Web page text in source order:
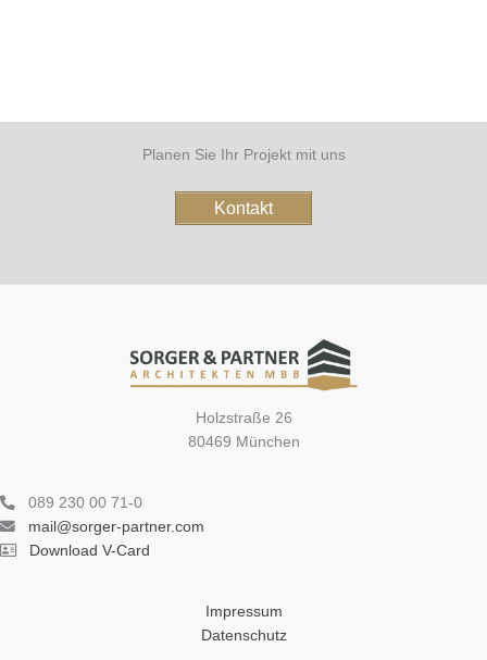
Planen Sie Ihr Projekt mit uns
Kontakt
Holzstraße 26
80469 München
089 230 00 71-0
mail@sorger-partner.com
Download V-Card
Impressum
Datenschutz